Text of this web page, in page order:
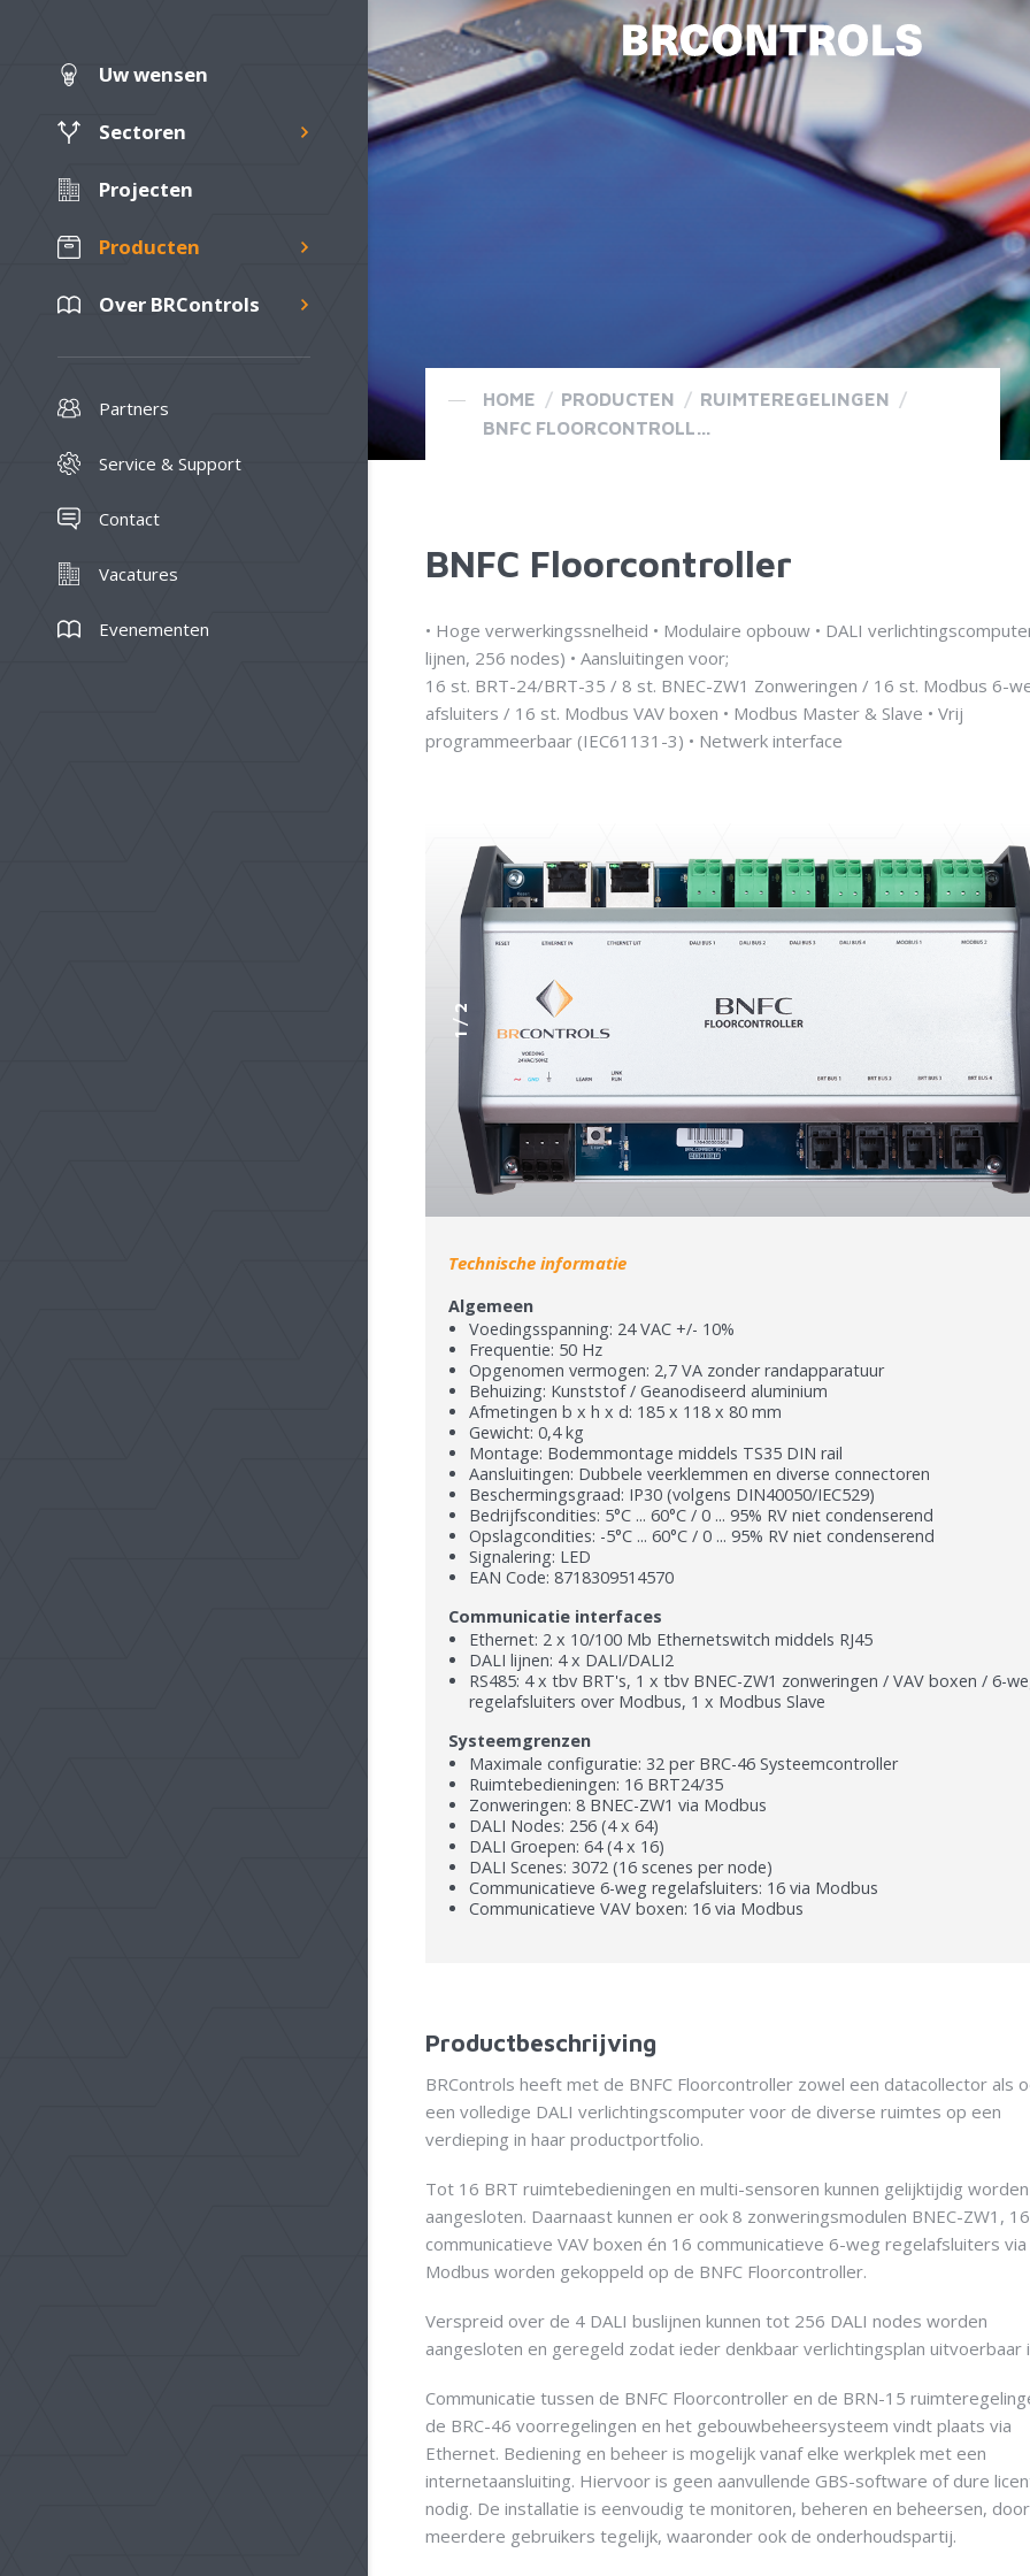
HOME / PRODUCTEN / RUIMTEREGELINGEN /
BNFC FLOORCONTROLLER
BNFC Floorcontroller
• Hoge verwerkingssnelheid • Modulaire opbouw • DALI
lijnen, 256 nodes) • Aansluitingen voor;
16 st. BRT-24/BRT-35 / 8 st. BNEC-ZW1 Zonweringen / 16 st. Modbus 6-
afsluiters / 16 st. Modbus VAV boxen • Modbus Master & Slave • Vrij
programmeerbaar (IEC61131-3) • Netwerk interface
1
/
2
Technische informatie
Algemeen
Voedingsspanning: 24 VAC +/- 10%
Frequentie: 50 Hz
Opgenomen vermogen: 2,7 VA zonder randapparatuur
Behuizing: Kunststof / Geanodiseerd aluminium
Afmetingen b x h x d: 185 x 118 x 80 mm
Gewicht: 0,4 kg
Montage: Bodemmontage middels TS35 DIN rail
Aansluitingen: Dubbele veerklemmen en diverse connectoren
Beschermingsgraad: IP30 (volgens DIN40050/IEC529)
Bedrijfscondities: 5°C ... 60°C / 0 ... 95% RV niet condenserend
Opslagcondities: -5°C ... 60°C / 0 ... 95% RV niet condenserend
Signalering: LED
EAN Code: 8718309514570
Communicatie interfaces
Ethernet: 2 x 10/100 Mb Ethernetswitch middels RJ45
DALI lijnen: 4 x DALI/DALI2
RS485: 4 x tbv BRT's, 1 x tbv BNEC-ZW1 zonweringen / VAV boxen / 6-
regelafsluiters over Modbus, 1 x Modbus Slave
Systeemgrenzen
Maximale configuratie: 32 per BRC-46 Systeemcontroller
Ruimtebedieningen: 16 BRT24/35
Zonweringen: 8 BNEC-ZW1 via Modbus
DALI Nodes: 256 (4 x 64)
DALI Groepen: 64 (4 x 16)
DALI Scenes: 3072 (16 scenes per node)
Communicatieve 6-weg regelafsluiters: 16 via Modbus
Communicatieve VAV boxen: 16 via Modbus
Productbeschrijving
BRControls heeft met de BNFC Floorcontroller zowel een datacollector als
een volledige DALI verlichtingscomputer voor de diverse ruimtes op een
verdieping in haar productportfolio.
Tot 16 BRT ruimtebedieningen en multi-sensoren kunnen gelijktijdig worden
aangesloten. Daarnaast kunnen er ook 8 zonweringsmodulen BNEC-ZW1, 16
communicatieve VAV boxen én 16 communicatieve 6-weg regelafsluiters via
Modbus worden gekoppeld op de BNFC Floorcontroller.
Verspreid over de 4 DALI buslijnen kunnen tot 256 DALI nodes worden
aangesloten en geregeld zodat ieder denkbaar verlichtingsplan uitvoerbaar
Communicatie tussen de BNFC Floorcontroller en de BRN-15
de BRC-46 voorregelingen en het gebouwbeheersysteem vindt plaats via
Ethernet. Bediening en beheer is mogelijk vanaf elke werkplek met een
internetaansluiting. Hiervoor is geen aanvullende GBS-software of dure
nodig. De installatie is eenvoudig te monitoren, beheren en beheersen, door
meerdere gebruikers tegelijk, waaronder ook de onderhoudspartij.
Uw wensen
Sectoren
Projecten
Producten
Over BRControls
Partners
Service & Support
Contact
Vacatures
Evenementen